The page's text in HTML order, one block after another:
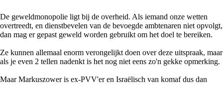
De geweldmonopolie ligt bij de overheid. Als iemand onze wetten
overtreedt, en dienstbevelen van de bevoegde ambtenaren niet opvolgt,
dan mag er gepast geweld worden gebruikt om het doel te bereiken.
Ze kunnen allemaal enorm verongelijkt doen over deze uitspraak, maar
als je even 2 tellen nadenkt is het nog niet eens zo'n gekke opmerking.
Maar Markuszower is ex-PVV'er en Israëlisch van komaf dus dan